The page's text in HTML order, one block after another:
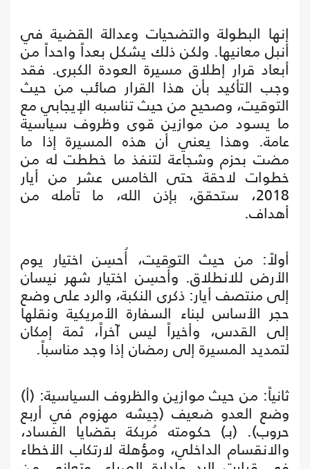
إنها البطولة والتضحيات وعدالة القضية في
أنبل معانيها. ولكن ذلك يشكل بعداً واحداً من
أبعاد قرار إطلاق مسيرة العودة الكبرى. فقد
وجب التأكيد بأن هذا القرار صائب من حيث
التوقيت، وصحيح من حيث تناسبه الإيجابي مع
ما يسود من موازين قوى وظروف سياسية
عامة. وهذا يعني أن هذه المسيرة إذا ما
مضت بحزم وشجاعة لتنفذ ما خططت له من
خطوات لاحقة حتى الخامس عشر من أيار
2018، ستحقق، بإذن الله، ما تأمله من
أهداف.
أولاً: من حيث التوقيت، أُحسِن اختيار يوم
الأرض للانطلاق. وأُحسِن اختيار شهر نيسان
إلى منتصف أيار: ذكرى النكبة، والرد على وضع
حجر الأساس لبناء السفارة الأمريكية ونقلها
إلى القدس، وأخيراً ليس آخراً، ثمة إمكان
لتمديد المسيرة إلى رمضان إذا وجد مناسباً.
ثانياً: من حيث موازين والظروف السياسية: (أ)
وضع العدو ضعيف (جيشه مهزوم في أربع
حروب). (بـ) حكومته مُربكة بقضايا الفساد،
والانقسام الداخلي، ومؤهلة لارتكاب الأخطاء